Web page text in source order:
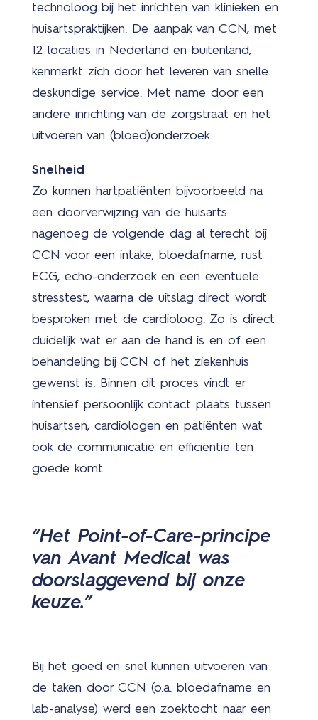
technoloog bij het inrichten van klinieken en
huisartspraktijken. De aanpak van CCN, met
12 locaties in Nederland en buitenland,
kenmerkt zich door het leveren van snelle
deskundige service. Met name door een
andere inrichting van de zorgstraat en het
uitvoeren van (bloed)onderzoek.
Snelheid
Zo kunnen hartpatiënten bijvoorbeeld na
een doorverwijzing van de huisarts
nagenoeg de volgende dag al terecht bij
CCN voor een intake, bloedafname, rust
ECG, echo-onderzoek en een eventuele
stresstest, waarna de uitslag direct wordt
besproken met de cardioloog. Zo is direct
duidelijk wat er aan de hand is en of een
behandeling bij CCN of het ziekenhuis
gewenst is. Binnen dit proces vindt er
intensief persoonlijk contact plaats tussen
huisartsen, cardiologen en patiënten wat
ook de communicatie en efficiëntie ten
goede komt.
“Het Point-of-Care-principe
van Avant Medical was
doorslaggevend bij onze
keuze.”
Bij het goed en snel kunnen uitvoeren van
de taken door CCN (o.a. bloedafname en
lab-analyse) werd een zoektocht naar een